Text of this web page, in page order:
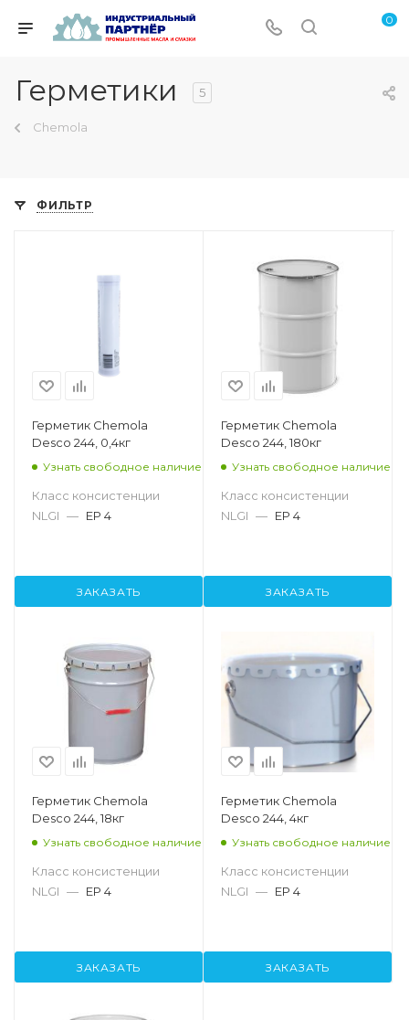
0
Герметики 5
Chemola
ФИЛЬТР
Герметик Chemola
Desco 244, 0,4кг
Узнать свободное наличие
Класс консистенции
NLGI — EP 4
ЗАКАЗАТЬ
Герметик Chemola
Desco 244, 180кг
Узнать свободное наличие
Класс консистенции
NLGI — EP 4
ЗАКАЗАТЬ
Герметик Chemola
Desco 244, 18кг
Узнать свободное наличие
Класс консистенции
NLGI — EP 4
ЗАКАЗАТЬ
Герметик Chemola
Desco 244, 4кг
Узнать свободное наличие
Класс консистенции
NLGI — EP 4
ЗАКАЗАТЬ